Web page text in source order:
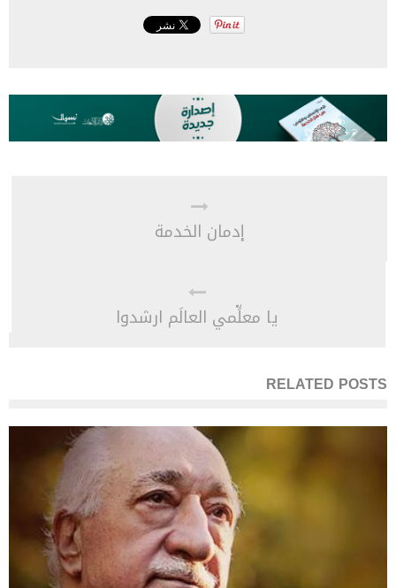
إدمان الخدمة
يا معلِّمي العالَم ارشدوا
RELATED POSTS